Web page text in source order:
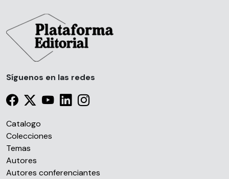
Síguenos en las redes
Catalogo
Colecciones
Temas
Autores
Autores conferenciantes